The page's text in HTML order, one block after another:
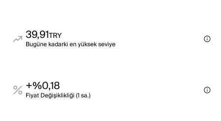
39,91TRY
Bugüne kadarki̇ en yüksek sevi̇ye
+%0,18
Fi̇yat Deği̇şi̇kli̇kli̇ği̇ (1 sa.)